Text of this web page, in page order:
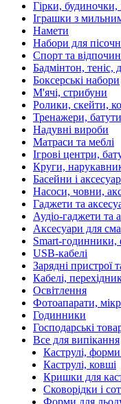
Гірки, будиночки,
Іграшки з
Намети
Набори для
Спорт та
Бадмінтон, теніс,
Боксерські набори
М'ячі, стрибуни
Ролики, скейти,
Тренажери,
Надувні вироби
Матраси та меблі
Ігрові центри,
Круги,
Басейни і
Насоси, човни,
Гаджети та
Аудіо-гаджети та
Аксесуари для
Smart-годинники,
USB-кабелі
Зарядні пристрої
Кабелі,
Освітлення
Фотоапарати,
Годинники
Господарські
Все для випікання
Каструлі,
Каструлі, ковші
Кришки для
Сковорідки і
Форми для